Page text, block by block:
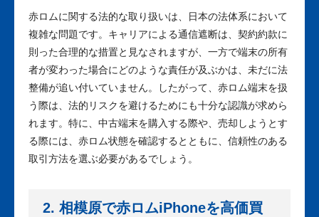
赤ロムに関する法的な取り扱いは、日本の法体系において
複雑な問題です。キャリアによる通信遮断は、契約約款に
則った合理的な措置と見なされますが、一方で端末の所有
者が変わった場合にどのような責任が及ぶかは、未だに法
整備が追い付いていません。したがって、赤ロム端末を扱
う際は、法的リスクを避けるためにも十分な認識が求めら
れます。特に、中古端末を購入する際や、売却しようとす
る際には、赤ロム状態を確認するとともに、信頼性のある
取引方法を選ぶ必要があるでしょう。
2. 相模原で赤ロムiPhoneを高価買